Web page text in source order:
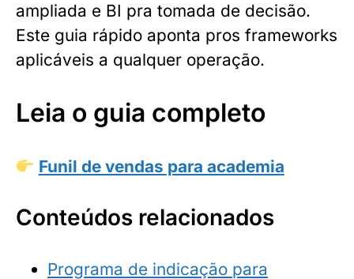
ampliada e BI pra tomada de decisão.
Este guia rápido aponta pros frameworks
aplicáveis a qualquer operação.
Leia o guia completo
Funil de vendas para academia
Conteúdos relacionados
Programa de indicação para